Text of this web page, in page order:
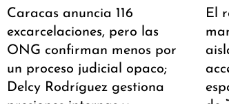
Caracas anuncia 116
excarcelaciones, pero las
ONG confirman menos por
un proceso judicial opaco;
Delcy Rodríguez gestiona
El